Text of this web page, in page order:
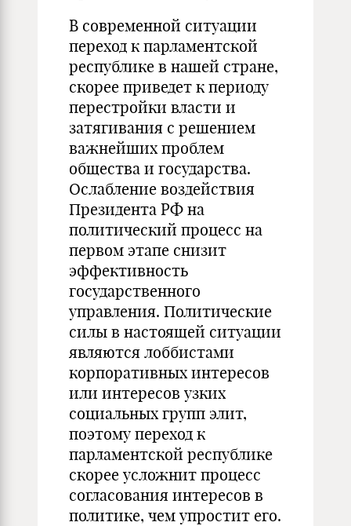
В современной ситуации
переход к парламентской
республике в нашей стране,
скорее приведет к периоду
перестройки власти и
затягивания с решением
важнейших проблем
общества и государства.
Ослабление воздействия
Президента РФ на
политический процесс на
первом этапе снизит
эффективность
государственного
управления. Политические
силы в настоящей ситуации
являются лоббистами
корпоративных интересов
или интересов узких
социальных групп элит,
поэтому переход к
парламентской республике
скорее усложнит процесс
согласования интересов в
политике, чем упростит его.